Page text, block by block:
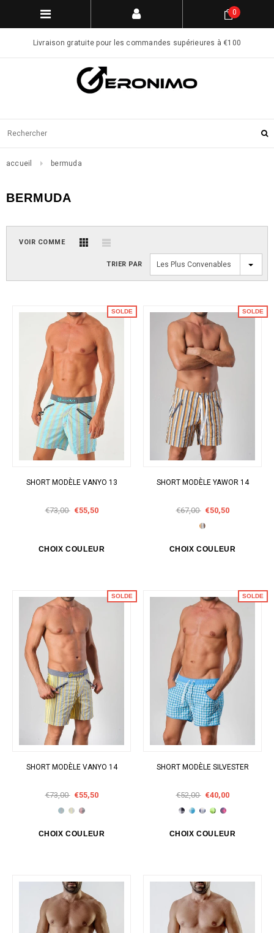
Livraison gratuite pour les commandes supérieures à €100
0
accueil bermuda
BERMUDA
VOIR COMME
TRIER PAR Les Plus Convenables
SOLDE
SHORT MODÈLE VANYO 13
€73,00 €55,50
SOLDE
SHORT MODÈLE YAWOR 14
€67,00 €50,50
SOLDE
SHORT MODÈLE VANYO 14
€73,00 €55,50
SOLDE
SHORT MODÈLE SILVESTER
€52,00 €40,00